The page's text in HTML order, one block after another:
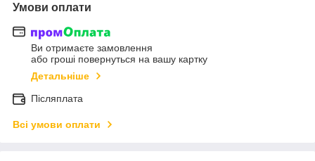
Умови оплати
Ви отримаєте замовлення
або гроші повернуться на вашу картку
Детальніше
Післяплата
Всі умови оплати